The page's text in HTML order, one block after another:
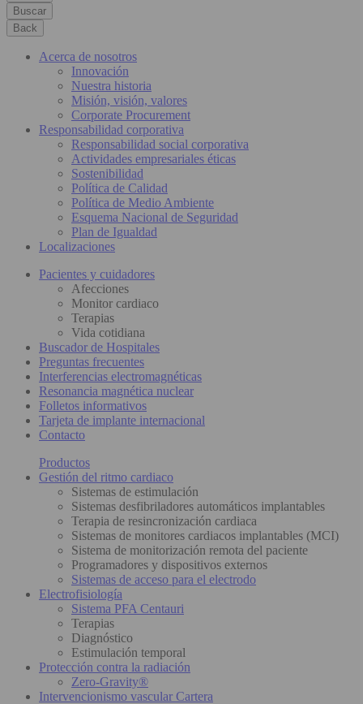
Buscar
Back
Acerca de nosotros
Innovación
Nuestra historia
Misión, visión, valores
Corporate Procurement
Responsabilidad corporativa
Responsabilidad social corporativa
Actividades empresariales éticas
Sostenibilidad
Política de Calidad
Política de Medio Ambiente
Esquema Nacional de Seguridad
Plan de Igualdad
Localizaciones
Pacientes y cuidadores
Afecciones
Monitor cardiaco
Terapias
Vida cotidiana
Buscador de Hospitales
Preguntas frecuentes
Interferencias electromagnéticas
Resonancia magnética nuclear
Folletos informativos
Tarjeta de implante internacional
Contacto
Productos
Gestión del ritmo cardiaco
Sistemas de estimulación
Sistemas desfibriladores automáticos implantables
Terapia de resincronización cardiaca
Sistemas de monitores cardiacos implantables (MCI)
Sistema de monitorización remota del paciente
Programadores y dispositivos externos
Sistemas de acceso para el electrodo
Electrofisiología
Sistema PFA Centauri
Terapias
Diagnóstico
Estimulación temporal
Protección contra la radiación
Zero-Gravity®
Intervencionismo vascular Cartera